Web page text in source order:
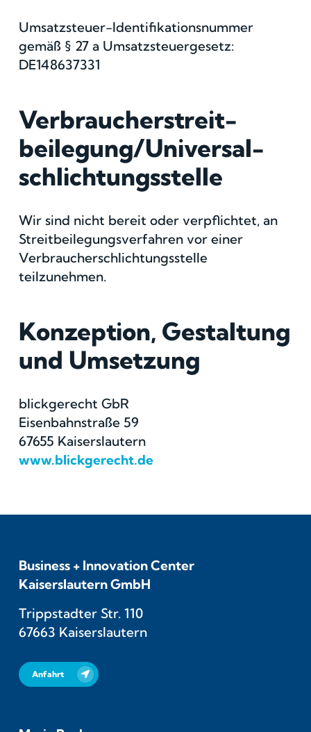
Umsatzsteuer-Identifikationsnummer
gemäß § 27 a Umsatzsteuergesetz:
DE148637331
Verbraucher­streit­
beilegung/Universal­
schlichtungs­stelle
Wir sind nicht bereit oder verpflichtet, an
Streitbeilegungsverfahren vor einer
Verbraucherschlichtungsstelle
teilzunehmen.
Konzeption, Gestaltung
und Umsetzung
blickgerecht GbR
Eisenbahnstraße 59
67655 Kaiserslautern
www.blickgerecht.de
Business + Innovation Center
Kaiserslautern GmbH
Trippstadter Str. 110
67663 Kaiserslautern
Anfahrt